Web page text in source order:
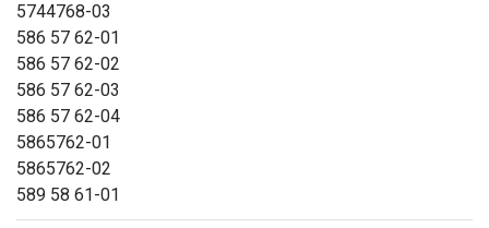
5744768-03
586 57 62-01
586 57 62-02
586 57 62-03
586 57 62-04
5865762-01
5865762-02
589 58 61-01